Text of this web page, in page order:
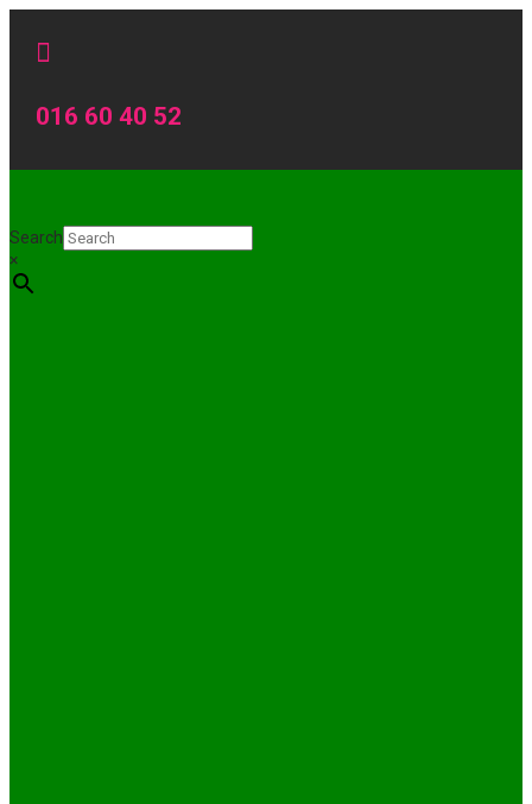

016 60 40 52
Search
×